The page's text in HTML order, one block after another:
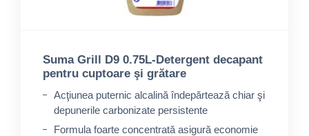
Suma Grill D9 0.75L-Detergent decapant
pentru cuptoare şi grătare
Acţiunea puternic alcalină îndepărtează chiar şi
depunerile carbonizate persistente
Formula foarte concentrată asigură economie